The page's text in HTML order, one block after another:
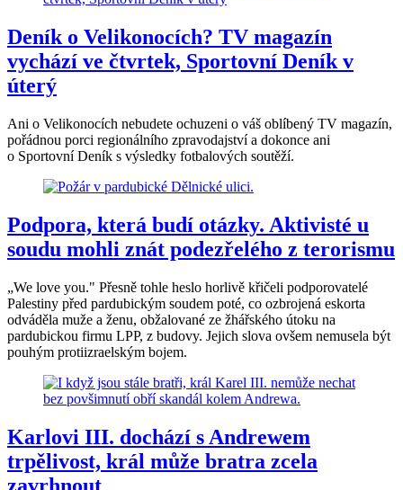
Deník o Velikonocích? TV magazín
vychází ve čtvrtek, Sportovní Deník v
úterý
Ani o Velikonocích nebudete ochuzeni o váš oblíbený TV magazín,
pořádnou porci regionálního zpravodajství a dokonce ani
o Sportovní Deník s výsledky fotbalových soutěží.
Podpora, která budí otázky. Aktivisté u
soudu mohli znát podezřelého z terorismu
„We love you." Přesně tohle heslo horlivě křičeli podporovatelé
Palestiny před pardubickým soudem poté, co ozbrojená eskorta
odváděla muže a ženu, obžalované ze žhářského útoku na
pardubickou firmu LPP, z budovy. Jejich slova ovšem nemusela být
pouhým protiizraelským bojem.
Karlovi III. dochází s Andrewem
trpělivost, král může bratra zcela